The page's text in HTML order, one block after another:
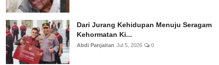
Dari Jurang Kehidupan Menuju Seragam
Kehormatan Ki...
Abdi Panjaitan Jul 5, 2026 0